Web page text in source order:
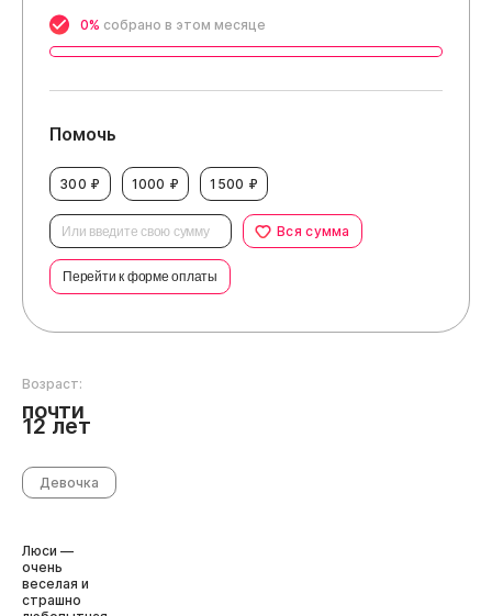
0% собрано в этом месяце
Помочь
300 ₽ 1000 ₽ 1500 ₽
Вся сумма
Перейти к форме оплаты
Возраст:
почти
12 лет
Девочка
Люси —
очень
веселая и
страшно